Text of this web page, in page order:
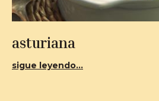
asturiana
sigue leyendo...